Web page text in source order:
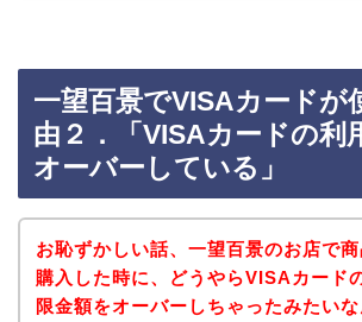
一望百景でVISAカードが
由２．「VISAカードの利
オーバーしている」
お恥ずかしい話、一望百景のお店で
購入した時に、どうやらVISAカード
限金額をオーバーしちゃったみたい